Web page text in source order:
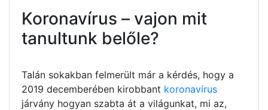
Koronavírus – vajon mit
tanultunk belőle?
Talán sokakban felmerült már a kérdés, hogy a
2019 decemberében kirobbant koronavírus
járvány hogyan szabta át a világunkat, mi az,